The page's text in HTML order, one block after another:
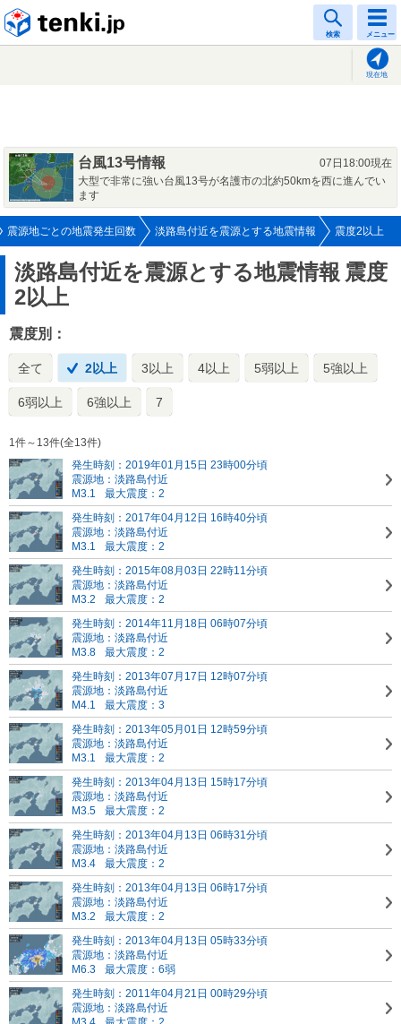
検索 メニュー
現在地
台風13号情報
07日18:00現在
大型で非常に強い台風13号が名護市の北約50kmを西に進んでい
ます
震源地ごとの地震発生回数 淡路島付近を震源とする地震情報 震度2以上
淡路島付近を震源とする地震情報 震度
2以上
震度別：
全て 2以上 3以上 4以上 5弱以上 5強以上
6弱以上 6強以上 7
1件～13件(全13件)
発生時刻：2019年01月15日 23時00分頃
震源地：淡路島付近
M3.1
最大震度：2
発生時刻：2017年04月12日 16時40分頃
震源地：淡路島付近
M3.1
最大震度：2
発生時刻：2015年08月03日 22時11分頃
震源地：淡路島付近
M3.2
最大震度：2
発生時刻：2014年11月18日 06時07分頃
震源地：淡路島付近
M3.8
最大震度：2
発生時刻：2013年07月17日 12時07分頃
震源地：淡路島付近
M4.1
最大震度：3
発生時刻：2013年05月01日 12時59分頃
震源地：淡路島付近
M3.1
最大震度：2
発生時刻：2013年04月13日 15時17分頃
震源地：淡路島付近
M3.5
最大震度：2
発生時刻：2013年04月13日 06時31分頃
震源地：淡路島付近
M3.4
最大震度：2
発生時刻：2013年04月13日 06時17分頃
震源地：淡路島付近
M3.2
最大震度：2
発生時刻：2013年04月13日 05時33分頃
震源地：淡路島付近
M6.3
最大震度：6弱
発生時刻：2011年04月21日 00時29分頃
震源地：淡路島付近